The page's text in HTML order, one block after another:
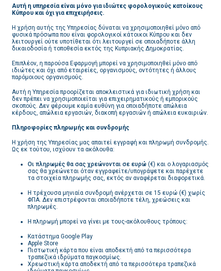
Αυτή η υπηρεσία είναι μόνο για ιδιώτες φορολογικούς κατοίκους
Κύπρου και όχι για επιχειρήσεις.
Η χρήση αυτής της Υπηρεσίας δύναται να χρησιμοποιηθεί μόνο από
φυσικά πρόσωπα που είναι φορολογικοί κάτοικοι Κύπρου και δεν
λειτουργεί ούτε υποτίθεται ότι λειτουργεί σε οποιαδήποτε άλλη
δικαιοδοσία ή τοποθεσία εκτός της Κυπριακής Δημοκρατίας.
Επιπλέον, η παρούσα Εφαρμογή μπορεί να χρησιμοποιηθεί μόνο από
ιδιώτες και όχι από εταιρείες, οργανισμούς, οντότητες ή άλλους
παρόμοιους οργανισμούς.
Αυτή η Υπηρεσία προορίζεται αποκλειστικά για ιδιωτική χρήση και
δεν πρέπει να χρησιμοποιείται για επιχειρηματικούς ή εμπορικούς
σκοπούς. Δεν φέρουμε καμία ευθύνη για οποιαδήποτε απώλεια
κέρδους, απώλεια εργασιών, διακοπή εργασιών ή απώλεια ευκαιριών.
Πληροφορίες πληρωμής και συνδρομής
Η χρήση της Υπηρεσίας μας απαιτεί εγγραφή και πληρωμή συνδρομής.
Ως εκ τούτου, ισχύουν τα ακόλουθα:
Οι πληρωμές θα σας χρεώνονται σε ευρώ (€) και ο λογαριασμός
σας θα χρεώνεται όταν εγγραφείτε/υπογράψετε και παρέχετε
τα στοιχεία πληρωμής σας, εκτός αν αναφέρεται διαφορετικά.
Η τρέχουσα μηνιαία συνδρομή ανέρχεται σε 15 ευρώ (€) χωρίς
ΦΠΑ. Δεν επιστρέφονται οποιαδήποτε τέλη, χρεώσεις και
πληρωμές.
Η πληρωμή μπορεί να γίνει με τους ακόλουθους τρόπους:
Κατάστημα Google Play
Apple Store
Πιστωτική κάρτα που είναι αποδεκτή από τα περισσότερα
τραπεζικά ιδρύματα παγκοσμίως.
Χρεωστική κάρτα αποδεκτή από τα περισσότερα τραπεζικά